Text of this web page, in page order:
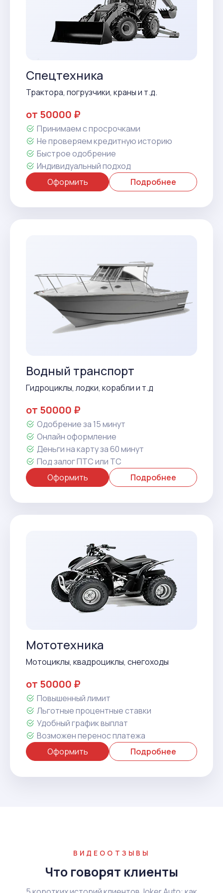
Спецтехника
Трактора, погрузчики, краны и т.д.
от 50000 ₽
Принимаем с просрочками
Не проверяем кредитную историю
Быстрое одобрение
Индивидуальный подход
Оформить
Подробнее
Водный транспорт
Гидроциклы, лодки, корабли и т.д
от 50000 ₽
Одобрение за 15 минут
Онлайн оформление
Деньги на карту за 60 минут
Под залог ПТС или ТС
Оформить
Подробнее
Мототехника
Мотоциклы, квадроциклы, снегоходы
от 50000 ₽
Повышенный лимит
Льготные процентные ставки
Удобный график выплат
Возможен перенос платежа
Оформить
Подробнее
ВИДЕООТЗЫВЫ
Что говорят клиенты